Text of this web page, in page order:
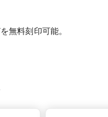
無料刻印可能。